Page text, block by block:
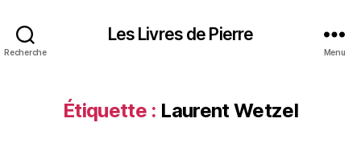
Recherche
Les Livres de Pierre
Menu
Étiquette : Laurent Wetzel